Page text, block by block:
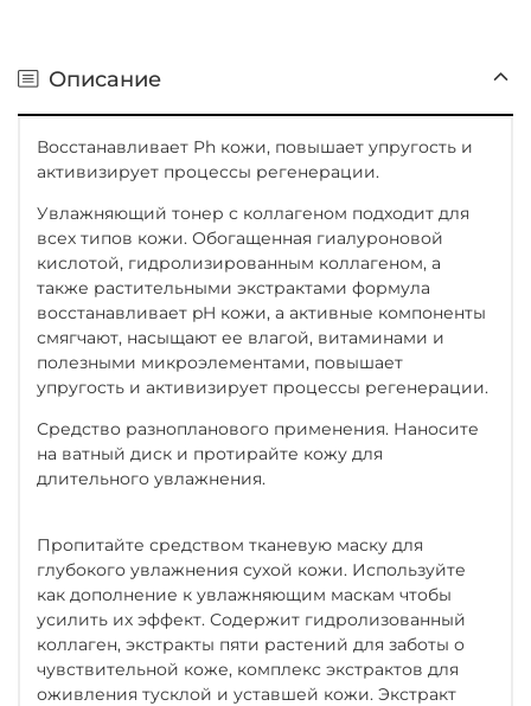
Описание
Восстанавливает Ph кожи, повышает упругость и
активизирует процессы регенерации.
Увлажняющий тонер с коллагеном подходит для
всех типов кожи. Обогащенная гиалуроновой
кислотой, гидролизированным коллагеном, а
также растительными экстрактами формула
восстанавливает pH кожи, а активные компоненты
смягчают, насыщают ее влагой, витаминами и
полезными микроэлементами, повышает
упругость и активизирует процессы регенерации.
Средство разнопланового применения. Наносите
на ватный диск и протирайте кожу для
длительного увлажнения.
Пропитайте средством тканевую маску для
глубокого увлажнения сухой кожи. Используйте
как дополнение к увлажняющим маскам чтобы
усилить их эффект. Содержит гидролизованный
коллаген, экстракты пяти растений для заботы о
чувствительной коже, комплекс экстрактов для
оживления тусклой и уставшей кожи. Экстракт